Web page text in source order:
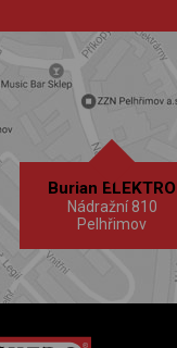
Burian ELEKTRO
Nádražní 810
Pelhřimov